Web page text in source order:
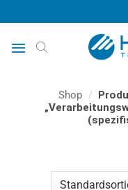
Inhalt
springen
Shop /